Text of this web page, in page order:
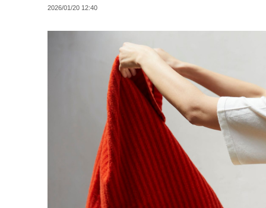
2026/01/20 12:40